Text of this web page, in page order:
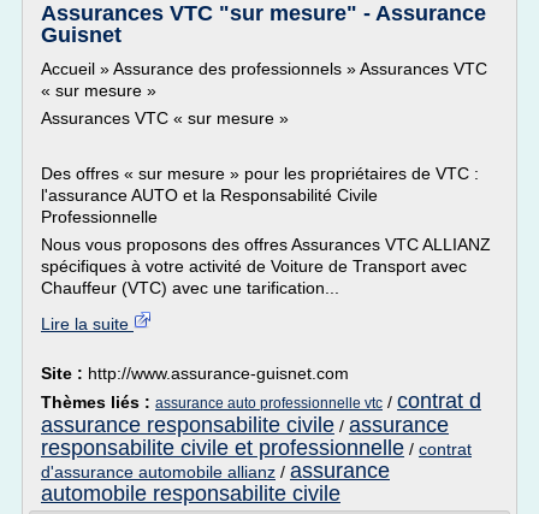
Assurances VTC "sur mesure" - Assurance
Guisnet
Accueil » Assurance des professionnels » Assurances VTC
« sur mesure »
Assurances VTC « sur mesure »
Des offres « sur mesure » pour les propriétaires de VTC :
l'assurance AUTO et la Responsabilité Civile
Professionnelle
Nous vous proposons des offres Assurances VTC ALLIANZ
spécifiques à votre activité de Voiture de Transport avec
Chauffeur (VTC) avec une tarification...
Lire la suite
Site : http://www.assurance-guisnet.com
Thèmes liés : assurance auto professionnelle vtc / contrat d
assurance responsabilite civile / assurance
responsabilite civile et professionnelle / contrat
d'assurance automobile allianz / assurance
automobile responsabilite civile